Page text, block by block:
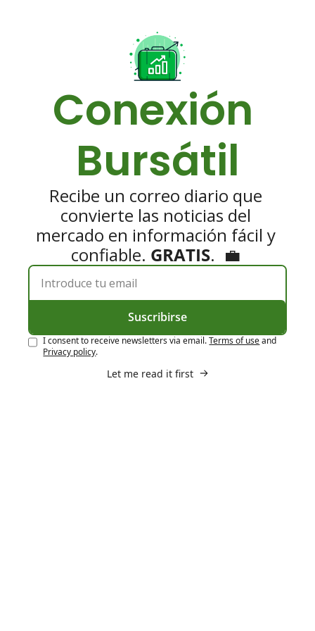
Conexión
Bursátil
Recibe un correo diario que
convierte las noticias del
mercado en información fácil y
confiable. GRATIS.  💼
Suscribirse
I consent to receive newsletters via email. Terms of use and
Privacy policy.
Let me read it first